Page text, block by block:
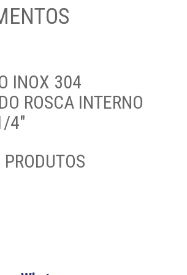
INOX 304
ROSCA INTERNO
4″